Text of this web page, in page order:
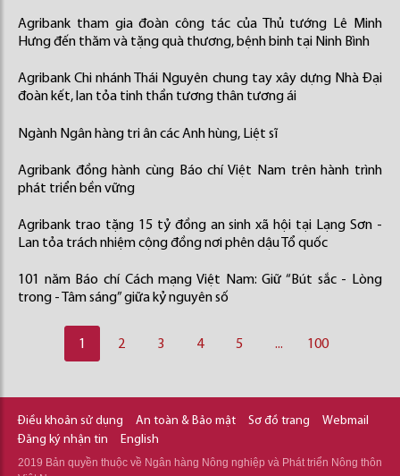
Agribank tham gia đoàn công tác của Thủ tướng Lê Minh
Hưng đến thăm và tặng quà thương, bệnh binh tại Ninh Bình
Agribank Chi nhánh Thái Nguyên chung tay xây dựng Nhà Đại
đoàn kết, lan tỏa tinh thần tương thân tương ái
Ngành Ngân hàng tri ân các Anh hùng, Liệt sĩ
Agribank đồng hành cùng Báo chí Việt Nam trên hành trình
phát triển bền vững
Agribank trao tặng 15 tỷ đồng an sinh xã hội tại Lạng Sơn -
Lan tỏa trách nhiệm cộng đồng nơi phên dậu Tổ quốc
101 năm Báo chí Cách mạng Việt Nam: Giữ “Bút sắc - Lòng
trong - Tâm sáng” giữa kỷ nguyên số
1 2 3 4 5 ... 100
Điều khoản sử dụng An toàn & Bảo mật Sơ đồ trang
Webmail
Đăng ký nhận tin
English
2019 Bản quyền thuộc về Ngân hàng Nông nghiệp và Phát triển Nông thôn